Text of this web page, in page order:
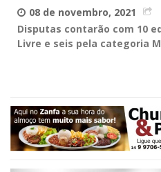
08 de novembro, 2021
Disputas contarão com 10
Livre e seis pela categoria